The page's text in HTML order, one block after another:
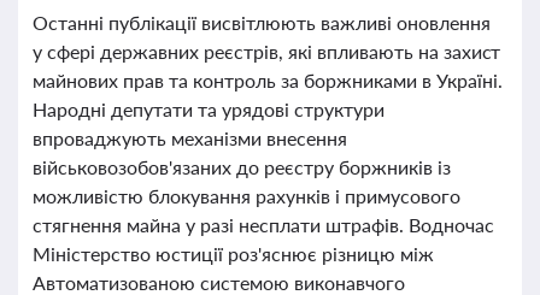
Останні публікації висвітлюють важливі оновлення
у сфері державних реєстрів, які впливають на захист
майнових прав та контроль за боржниками в Україні.
Народні депутати та урядові структури
впроваджують механізми внесення
військовозобов'язаних до реєстру боржників із
можливістю блокування рахунків і примусового
стягнення майна у разі несплати штрафів. Водночас
Міністерство юстиції роз'яснює різницю між
Автоматизованою системою виконавчого